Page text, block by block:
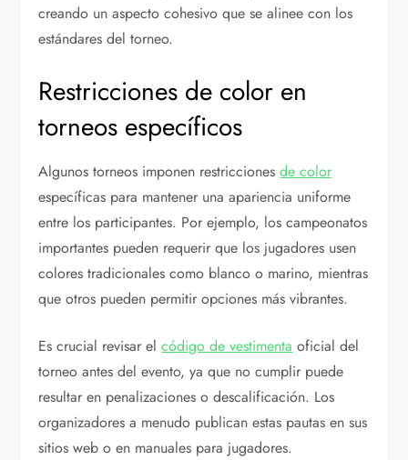
creando un aspecto cohesivo que se alinee con los
estándares del torneo.
Restricciones de color en
torneos específicos
Algunos torneos imponen restriccionesde color
específicas para mantener una apariencia uniforme
entre los participantes. Por ejemplo, los campeonatos
importantes pueden requerir que los jugadores usen
colores tradicionales como blanco o marino, mientras
que otros pueden permitir opciones más vibrantes.
Es crucial revisar elcódigo de vestimenta oficial del
torneo antes del evento, ya que no cumplir puede
resultar en penalizaciones o descalificación. Los
organizadores a menudo publican estas pautas en sus
sitios web o en manuales para jugadores.